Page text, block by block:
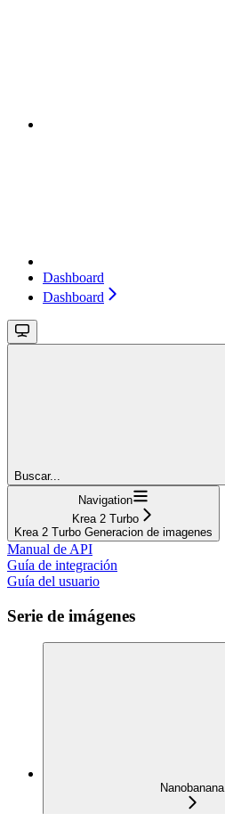
Dashboard
Dashboard
Buscar...
Navigation
Krea 2 Turbo
Krea 2 Turbo Generacion de imagenes
Manual de API
Guía de integración
Guía del usuario
Serie de imágenes
Nanobanana